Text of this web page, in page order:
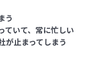
う
ていて、常に忙しい
が止まってしまう